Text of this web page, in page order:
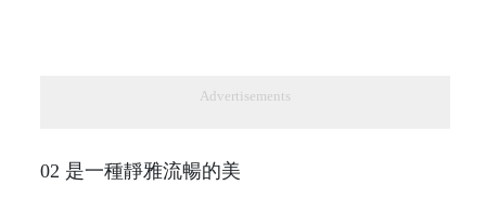
Advertisements
02 是一種靜雅流暢的美